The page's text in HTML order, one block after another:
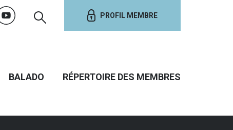
PROFIL MEMBRE
BALADO RÉPERTOIRE DES MEMBRES